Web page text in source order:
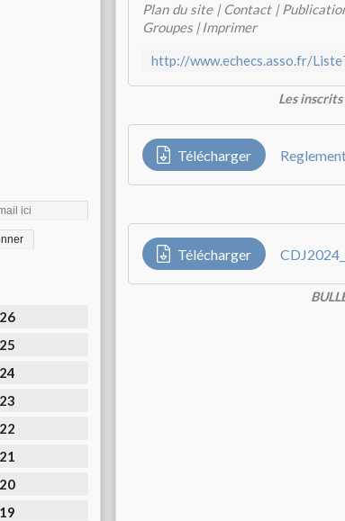
Plan du site | Contact |
Groupes | Imprimer
Les
Télécharger
Télécharger